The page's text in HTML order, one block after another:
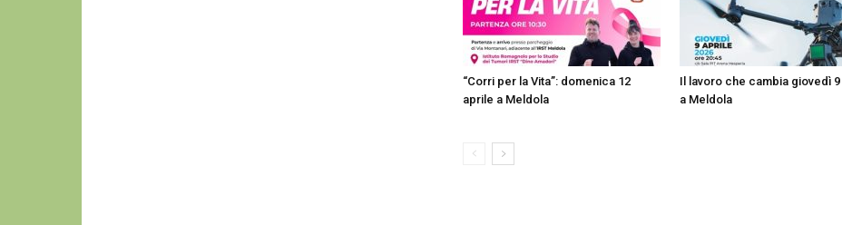
“Corri per la Vita”: domenica 12
aprile a Meldola
Il lavoro che cambia giovedì
a Meldola